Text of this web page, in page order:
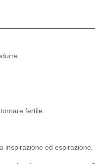
fertile.
inspirazione ed espirazione.